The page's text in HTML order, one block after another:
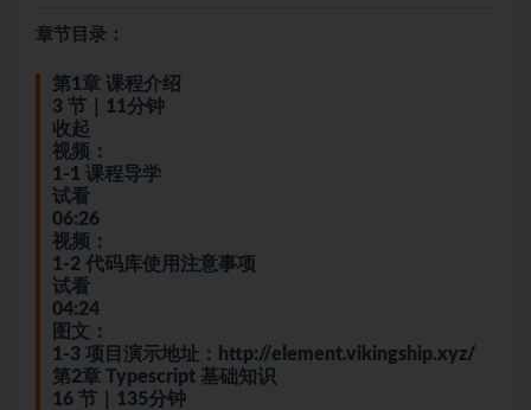
章节目录：
第1章 课程介绍
3 节｜11分钟
收起
视频：
1-1 课程导学
试看
06:26
视频：
1-2 代码库使用注意事项
试看
04:24
图文：
1-3 项目演示地址：http://element.vikingship.xyz/
第2章 Typescript 基础知识
16 节｜135分钟